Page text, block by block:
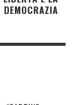
DEMOCRAZIA